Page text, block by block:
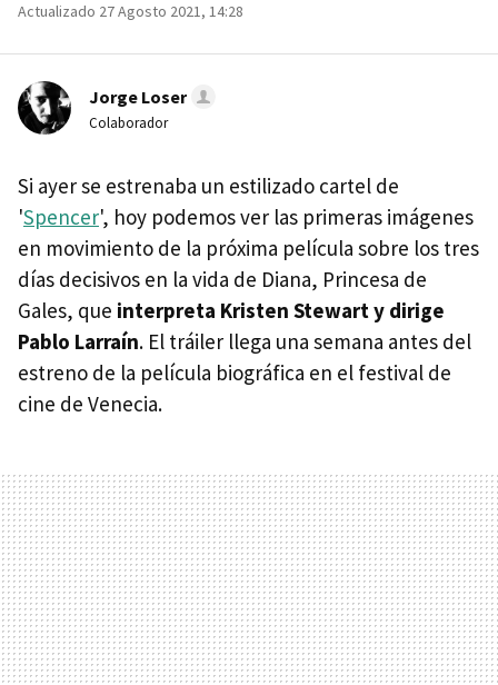
Actualizado 27 Agosto 2021, 14:28
Jorge Loser
Colaborador
Si ayer se estrenaba un estilizado cartel de
'Spencer', hoy podemos ver las primeras imágenes
en movimiento de la próxima película sobre los tres
días decisivos en la vida de Diana, Princesa de
Gales, que interpreta Kristen Stewart y dirige
Pablo Larraín. El tráiler llega una semana antes del
estreno de la película biográfica en el festival de
cine de Venecia.